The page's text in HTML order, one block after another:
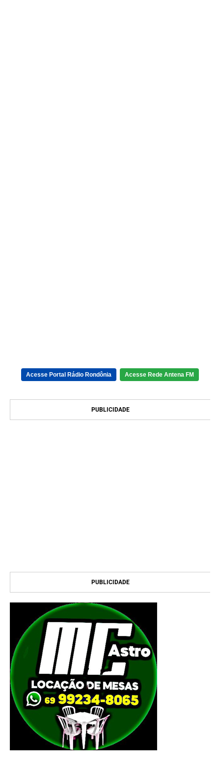
Acesse Portal Rádio Rondônia Acesse Rede Antena FM
PUBLICIDADE
PUBLICIDADE